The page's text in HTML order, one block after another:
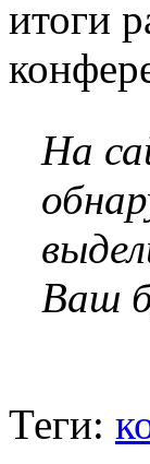
итоги
На
Ваш
Теги: